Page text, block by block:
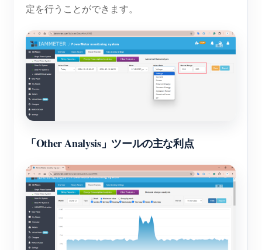
定を行うことができます。
「Other Analysis」ツールの主な利点